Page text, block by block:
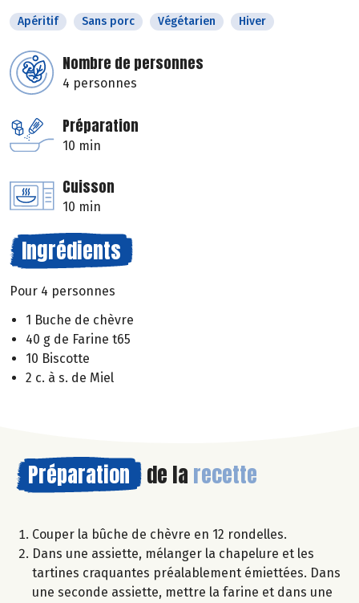
Apéritif Sans porc Végétarien Hiver
Nombre de personnes
4 personnes
Préparation
10 min
Cuisson
10 min
Ingrédients
Pour 4 personnes
1 Buche de chèvre
40 g de Farine t65
10 Biscotte
2 c. à s. de Miel
Préparation de la recette
Couper la bûche de chèvre en 12 rondelles.
Dans une assiette, mélanger la chapelure et les
tartines craquantes préalablement émiettées. Dans
une seconde assiette, mettre la farine et dans une